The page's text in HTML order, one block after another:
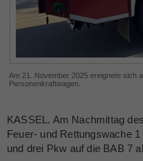
Am 21. November 2025 ereignete sich
Personenkraftwagen.
KASSEL. Am Nachmittag
Feuer- und Rettungswache
und drei Pkw auf die BAB 7